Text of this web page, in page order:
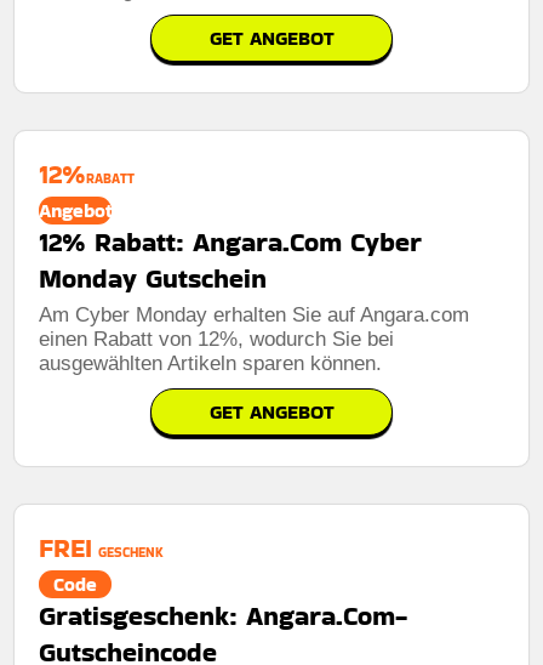
GET ANGEBOT
12%RABATT
Angebot
12% Rabatt: Angara.Com Cyber
Monday Gutschein
Am Cyber ​​Monday erhalten Sie auf Angara.com
einen Rabatt von 12%, wodurch Sie bei
ausgewählten Artikeln sparen können.
GET ANGEBOT
FREI GESCHENK
Code
Gratisgeschenk: Angara.Com-
Gutscheincode